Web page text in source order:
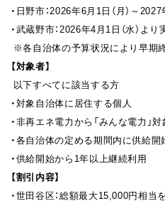
・日野市：2026年6月1日（月）～2027
・武蔵野市：2026年4月1日（水）より
※各自治体の予算状況により早期
【対象者】
以下すべてに該当する方
・対象自治体に居住する個人
・非再エネ電力から「みんな電力」
・各自治体の定める期間内に供給開
・供給開始から1年以上継続利用
【割引内容】
・世田谷区：総額最大15,000円相当